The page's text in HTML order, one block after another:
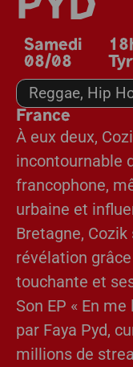
PYD
Samedi
08/08
Reggae, Hip
France
À eux deux,
incontournable
francophone,
urbaine et
Bretagne,
révélation
touchante et
Son EP « En
par Faya Pyd,
millions de